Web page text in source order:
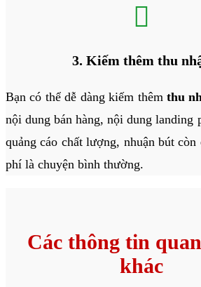

3. Kiếm thêm thu
Bạn có thể dễ dàng kiếm thêmthu
nội dung bán hàng, nội dung landing
quảng cáo chất lượng, nhuận bút còn
phí là chuyện bình thường.
Các thông tin
khác